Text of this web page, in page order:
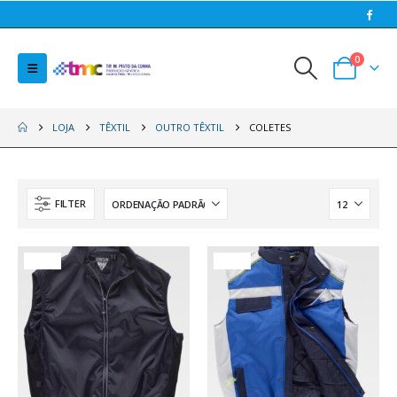
0
LOJA TÊXTIL OUTRO TÊXTIL COLETES
FILTER